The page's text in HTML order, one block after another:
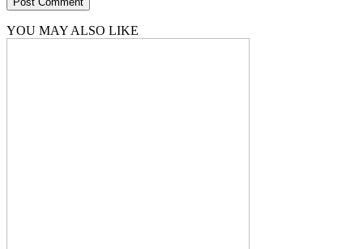
YOU MAY ALSO LIKE